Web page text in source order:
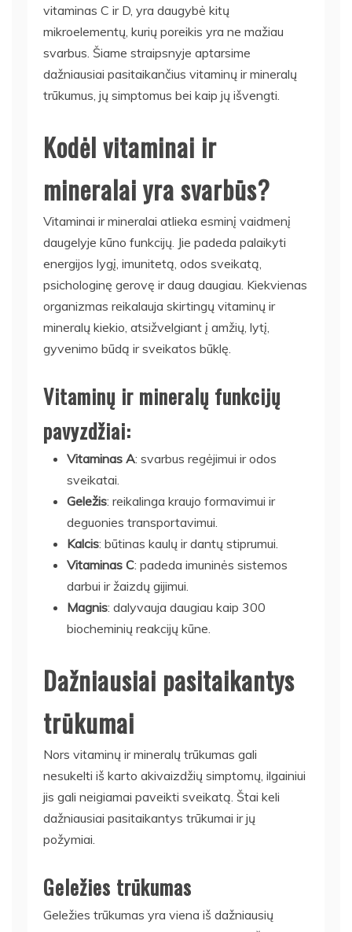
vitaminas C ir D, yra daugybė kitų
mikroelementų, kurių poreikis yra ne mažiau
svarbus. Šiame straipsnyje aptarsime
dažniausiai pasitaikančius vitaminų ir mineralų
trūkumus, jų simptomus bei kaip jų išvengti.
Kodėl vitaminai ir
mineralai yra svarbūs?
Vitaminai ir mineralai atlieka esminį vaidmenį
daugelyje kūno funkcijų. Jie padeda palaikyti
energijos lygį, imunitetą, odos sveikatą,
psichologinę gerovę ir daug daugiau. Kiekvienas
organizmas reikalauja skirtingų vitaminų ir
mineralų kiekio, atsižvelgiant į amžių, lytį,
gyvenimo būdą ir sveikatos būklę.
Vitaminų ir mineralų funkcijų
pavyzdžiai:
Vitaminas A: svarbus regėjimui ir odos
sveikatai.
Geležis: reikalinga kraujo formavimui ir
deguonies transportavimui.
Kalcis: būtinas kaulų ir dantų stiprumui.
Vitaminas C: padeda imuninės sistemos
darbui ir žaizdų gijimui.
Magnis: dalyvauja daugiau kaip 300
biocheminių reakcijų kūne.
Dažniausiai pasitaikantys
trūkumai
Nors vitaminų ir mineralų trūkumas gali
nesukelti iš karto akivaizdžių simptomų, ilgainiui
jis gali neigiamai paveikti sveikatą. Štai keli
dažniausiai pasitaikantys trūkumai ir jų
požymiai.
Geležies trūkumas
Geležies trūkumas yra viena iš dažniausių